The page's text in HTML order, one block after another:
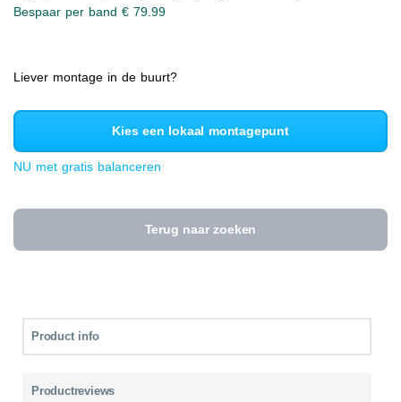
Bespaar per band € 79.99
Liever montage in de buurt?
Kies een lokaal montagepunt
NU met gratis balanceren
Terug naar zoeken
Product info
Productreviews